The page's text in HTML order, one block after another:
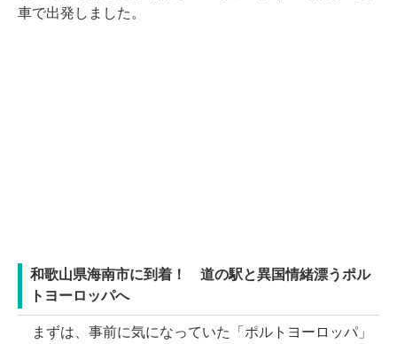
車で出発しました。
和歌山県海南市に到着！ 道の駅と異国情緒漂うポル
トヨーロッパへ
まずは、事前に気になっていた「ポルトヨーロッパ」